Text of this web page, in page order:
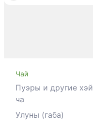
Чай
Пуэры и другие хэй
ча
Улуны (габа)